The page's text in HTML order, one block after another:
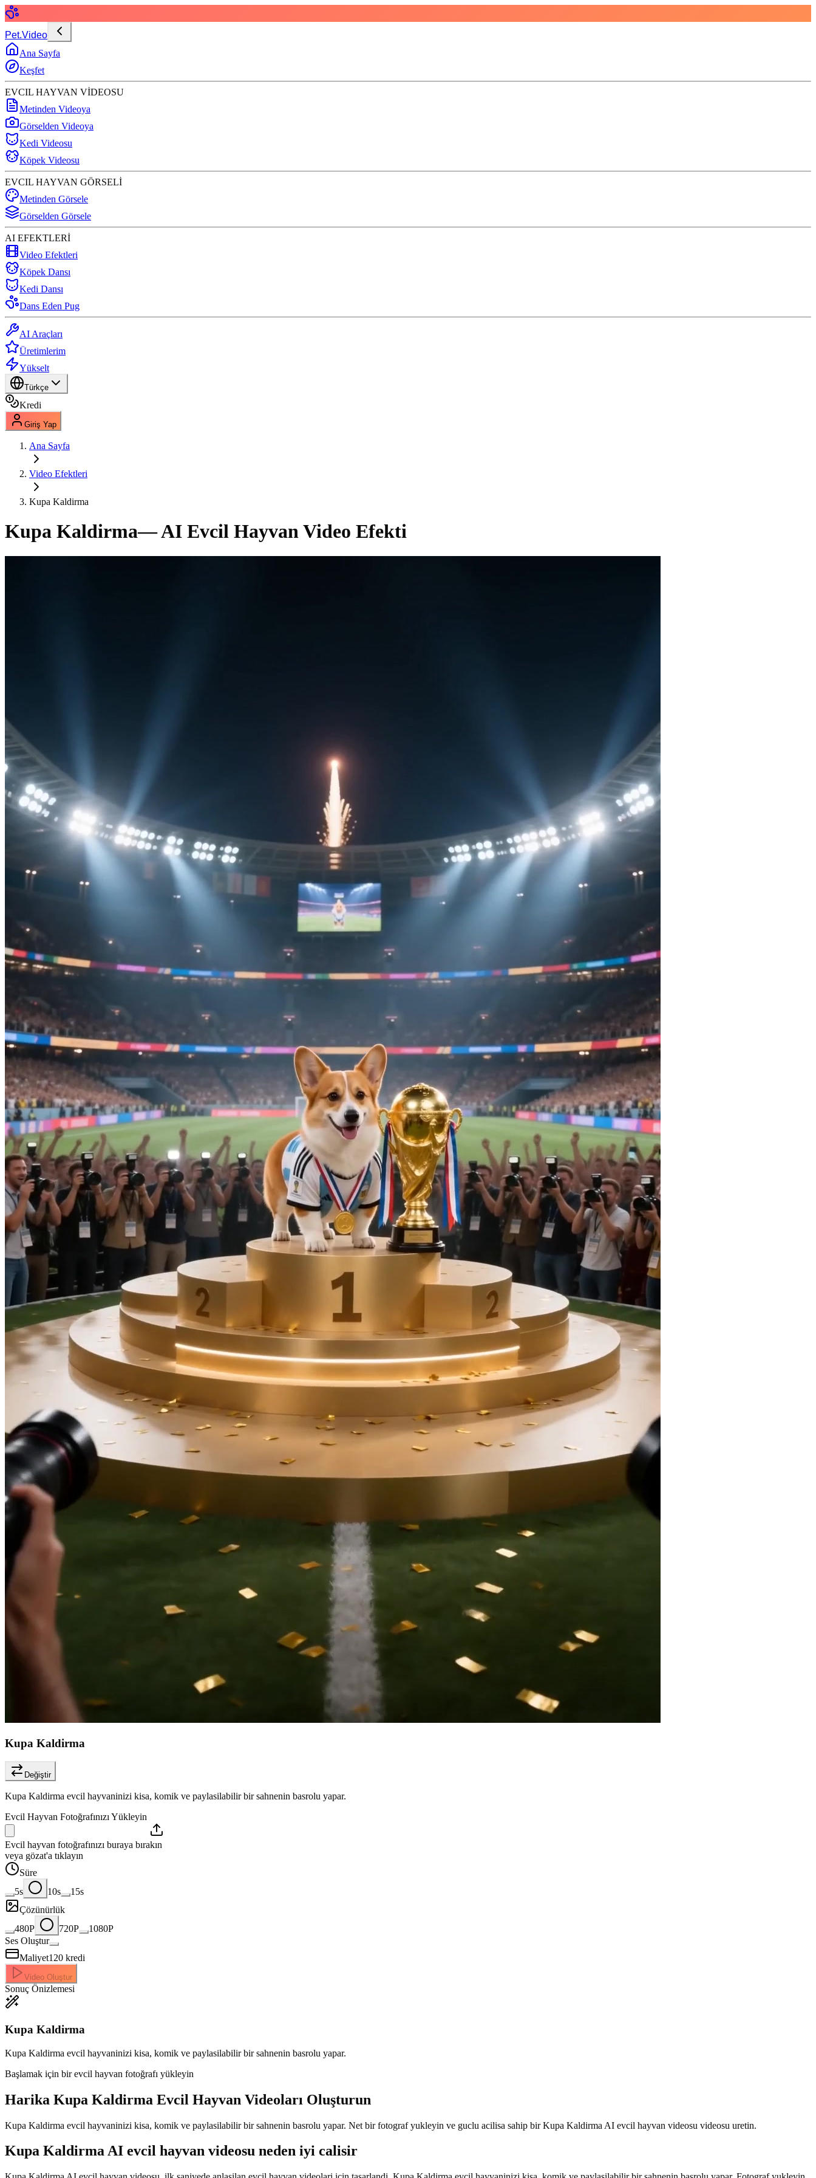
Pet.Video
Ana Sayfa
Keşfet
EVCIL HAYVAN VİDEOSU
Metinden Videoya
Görselden Videoya
Kedi Videosu
Köpek Videosu
EVCIL HAYVAN GÖRSELİ
Metinden Görsele
Görselden Görsele
AI EFEKTLERİ
Video Efektleri
Köpek Dansı
Kedi Dansı
Dans Eden Pug
AI Araçları
Üretimlerim
Yükselt
Türkçe
Kredi
Giriş Yap
Ana Sayfa
Video Efektleri
Kupa Kaldirma
Kupa Kaldirma— AI Evcil Hayvan Video Efekti
Kupa Kaldirma
Değiştir
Kupa Kaldirma evcil hayvaninizi kisa, komik ve paylasilabilir bir sahnenin basrolu yapar.
Evcil Hayvan Fotoğrafınızı Yükleyin
Evcil hayvan fotoğrafınızı buraya bırakın
veya gözat'a tıklayın
Süre
5s
10s
15s
Çözünürlük
480P
720P
1080P
Ses Oluştur
Maliyet120 kredi
Video Oluştur
Sonuç Önizlemesi
Kupa Kaldirma
Kupa Kaldirma evcil hayvaninizi kisa, komik ve paylasilabilir bir sahnenin basrolu yapar.
Başlamak için bir evcil hayvan fotoğrafı yükleyin
Harika Kupa Kaldirma Evcil Hayvan Videoları Oluşturun
Kupa Kaldirma evcil hayvaninizi kisa, komik ve paylasilabilir bir sahnenin basrolu yapar. Net bir fotograf yukleyin ve guclu acilisa sahip bir Kupa Kaldirma AI evcil hayvan videosu videosu uretin.
Kupa Kaldirma AI evcil hayvan videosu neden iyi calisir